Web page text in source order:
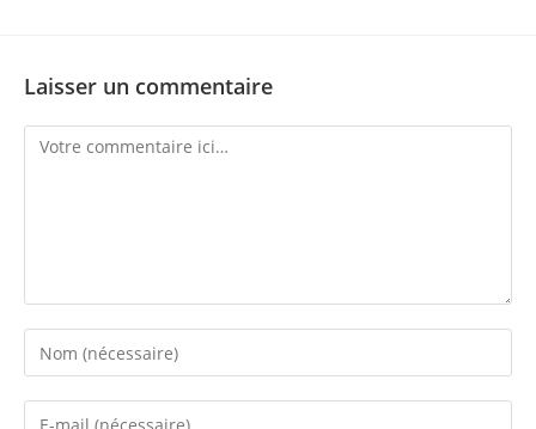
Laisser un commentaire